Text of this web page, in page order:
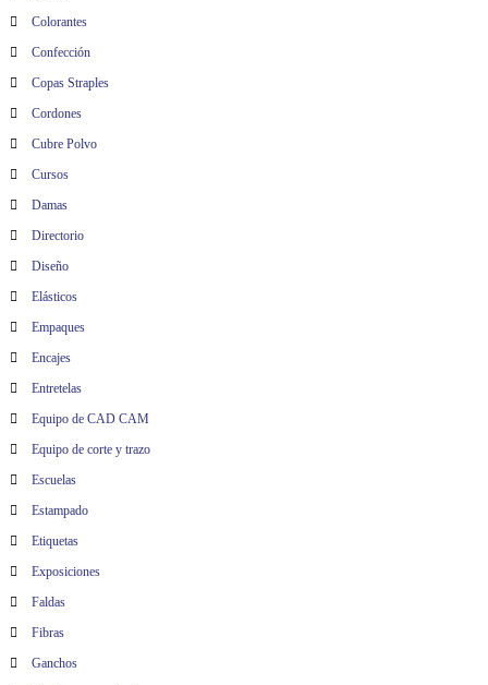
Colorantes
Confección
Copas Straples
Cordones
Cubre Polvo
Cursos
Damas
Directorio
Diseño
Elásticos
Empaques
Encajes
Entretelas
Equipo de CAD CAM
Equipo de corte y trazo
Escuelas
Estampado
Etiquetas
Exposiciones
Faldas
Fibras
Ganchos